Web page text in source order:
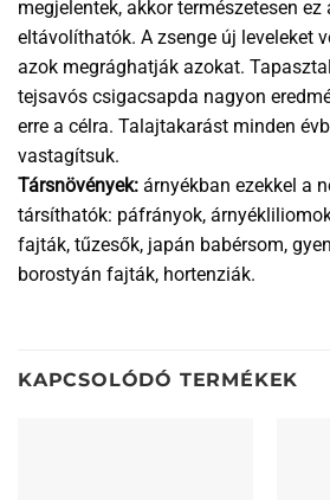
megjelentek, akkor természetesen ez
eltávolíthatók. A zsenge új leveleket
azok megrághatják azokat.
tejsavós csigacsapda nagyon
erre a célra. Talajtakarást minden
vastagítsuk.
Társnövények: árnyékban ezekkel a
társíthatók: páfrányok,
fajták, tűzesők, japán babérsom,
borostyán fajták, hortenziák.
KAPCSOLÓDÓ TERMÉKEK